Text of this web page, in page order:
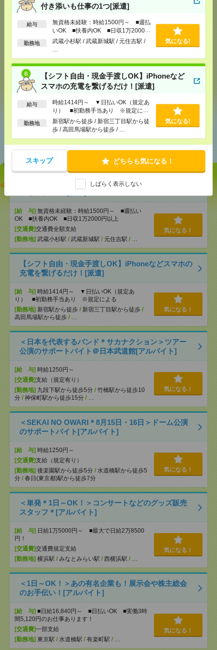
付き添いも仕事の1つ[派遣]
給与
無資格未経験：時給1500円～ ■週払
いOK ■扶養内OK ■日収1万2000円
以上
勤務地
武蔵小杉駅 / 武蔵新城駅 / 元住吉駅 /
気になる!
【シフト自由・現金手渡しOK】iPhoneなど
スマホの充電を繋げるだけ！[派遣]
給与
時給1414円～ ▼日払いOK（規定あ
り） ■初勤務手当あり ※規定によ
る
勤務地
新宿駅から徒歩 / 新宿三丁目駅から徒
歩 / 高田馬場駅から徒歩 / …
気になる!
スキップ どちらも気になる！
しばらく表示しない
応募ページへ
気になる！
シェア
あなたの閲覧履歴からの
おすすめ
【オープニング募集】おばあちゃんのお散歩付き添
[給 与] 無資格未経験：時給1500円～ ■週払い
OK ■扶養内OK ■日収1万2000円以上
[交通費]交通費全額支給
[勤務地] 武蔵小杉駅 / 武蔵新城駅 / 元住吉駅 / …
気になる！
【シフト自由・現金手渡しOK】iPhoneなどスマホの
充電を繋げるだけ！[派遣]
[給 与] 時給1414円～ ▼日払いOK（規定あ
り） ■初勤務手当あり ※規定による
[勤務地] 新宿駅から徒歩 / 新宿三丁目駅から徒歩 /
高田馬場駅から徒歩 / …
気になる！
＜日本を代表するバンド＊サカナクション＞ツアー
公演のサポートバイト＠日本武道館[アルバイト]
[給 与] 時給1250円～
[交通費]支給（規定有り）
[勤務地] 九段下駅から徒歩5分 / 竹橋駅から徒歩10
分 / 神保町駅から徒歩15分 / …
気になる！
＜SEKAI NO OWARI＊8月15日・16日＞ドーム公演
のサポートバイト[アルバイト]
[給 与] 時給1250円～
[交通費]支給（規定有り）
[勤務地] 後楽園駅から徒歩5分 / 水道橋駅から徒歩5
分 / 春日(東京都)駅から徒歩7分
気になる！
＜単発＊1日～OK！＞コンサートなどのグッズ販売
スタッフ＊[アルバイト]
[給 与] 日給1万5000円～ ■最大で日給2万8500
円！
[交通費]交通費規定支給
[勤務地] 横浜駅 / みなとみらい駅 / 西横浜駅 / …
気になる！
＜1日～OK！＞あの有名企業も！展示会や株主総会
のお手伝い！[アルバイト]
[給 与] ■日給16,840円～ ■日払いOK ■実働3時
間5,120円のお仕事あります！
[交通費]一部支給
[勤務地] 東京駅 / 水道橋駅 / 有楽町駅 / …
気になる！